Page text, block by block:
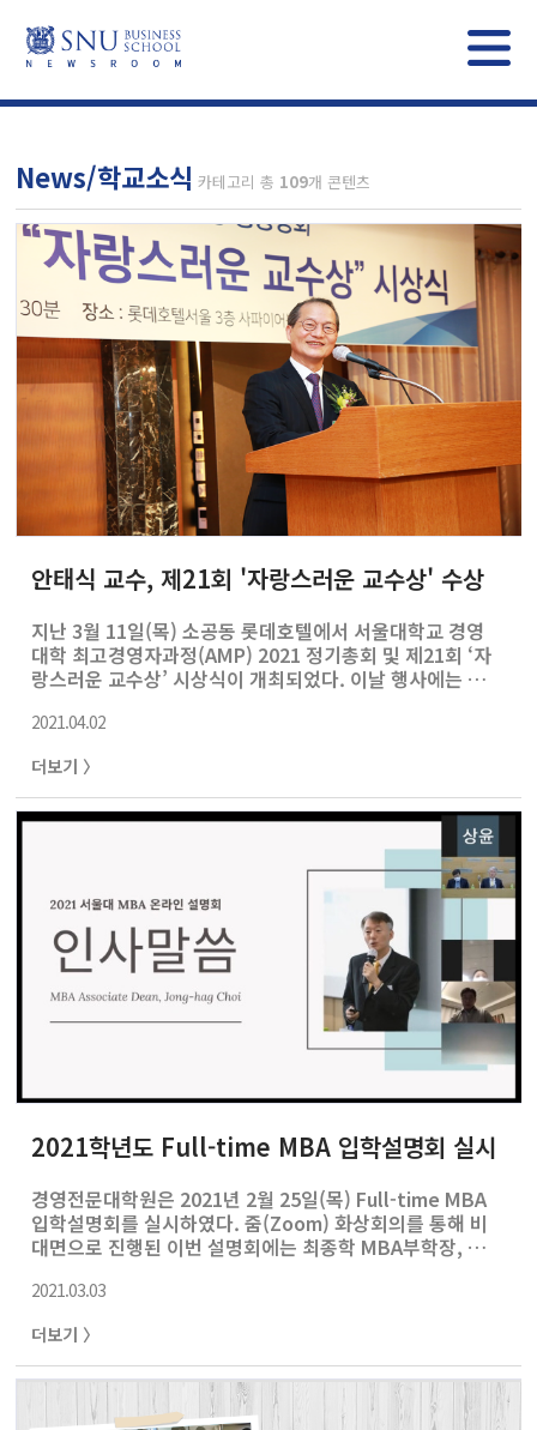
News/학교소식 카테고리 총 109개 콘텐츠
안태식 교수, 제21회 '자랑스러운 교수상' 수상
지난 3월 11일(목) 소공동 롯데호텔에서 서울대학교 경영
대학 최고경영자과정(AMP) 2021 정기총회 및 제21회 ‘자
랑스러운 교수상’ 시상식이 개최되었다. 이날 행사에는 윤
익현, 장정주 교수 등이 참석하여 자리를 빛냈다. ‘자랑스러
의 회계 투명성 제고를 위해 힘쓴 교수의 공로를 기리기 위
한 상으로, 이번 수상의 영광은 안태식 교수에게 돌아갔다.
안태식 교수는 서울대 경영학과를 졸업 후 텍사스 오스틴
대학교에서 회계학 박사 학위를 받았다. 이후 미국 애리조
나주립대 조교수를 거쳐 1996년 서울대 경영대학 교수로
부임한 뒤 한국경영학회와 회계학연구 최우수논문상을 받
는 등 학문 연구에 매진했..
2021.04.02
더보기 〉
2021학년도 Full-time MBA 입학설명회 실시
경영전문대학원은 2021년 2월 25일(목) Full-time MBA
입학설명회를 실시하였다. 줌(Zoom) 화상회의를 통해 비
대면으로 진행된 이번 설명회에는 최종학 MBA부학장, 김
또한 GMBA 1기 졸업생으로 삼성증권 IB부문 이사로 재직
현재 GMBA 15기의 학생회장을 맡고 있는 최재혁 재학생
이 대표로 함께 참석하였다. 행사에는 60명에 달하는 예비
지원자가 몰려 2021학년도부터 1년제 과정으로 통합되는
Full-time MBA 과정을 향한 열띤 관심을 보였다.
2021.03.03
더보기 〉